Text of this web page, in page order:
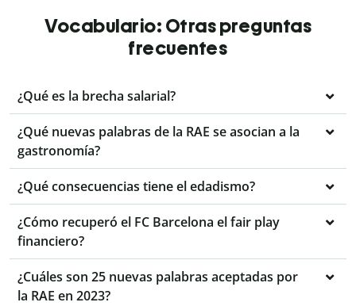
Vocabulario: Otras preguntas
frecuentes
¿Qué es la brecha salarial?
¿Qué nuevas palabras de la RAE se asocian a la
gastronomía?
¿Qué consecuencias tiene el edadismo?
¿Cómo recuperó el FC Barcelona el fair play
financiero?
¿Cuáles son 25 nuevas palabras aceptadas por
la RAE en 2023?